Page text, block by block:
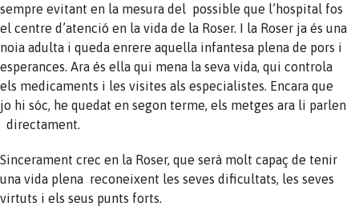
sempre evitant en la mesura del possible que l’hospital fos
el centre d’atenció en la vida de la Roser. I la Roser ja és una
noia adulta i queda enrere aquella infantesa plena de pors i
esperances. Ara és ella qui mena la seva vida, qui controla
els medicaments i les visites als especialistes. Encara que
jo hi sóc, he quedat en segon terme, els metges ara li parlen
directament.
Sincerament crec en la Roser, que serà molt capaç de tenir
una vida plena reconeixent les seves dificultats, les seves
virtuts i els seus punts forts.